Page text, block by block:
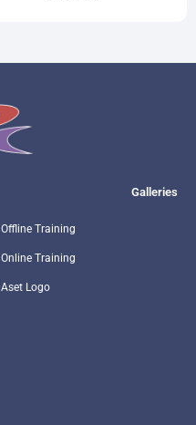
Galleries
Offline Training
Online Training
Aset Logo